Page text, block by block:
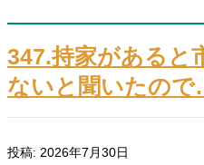
347.持家があると
ないと聞いたの
投稿: 2026年7月30日